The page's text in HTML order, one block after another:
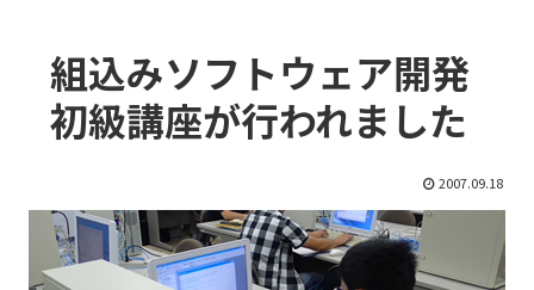
組込みソフトウェア開発
初級講座が行われました
2007.09.18